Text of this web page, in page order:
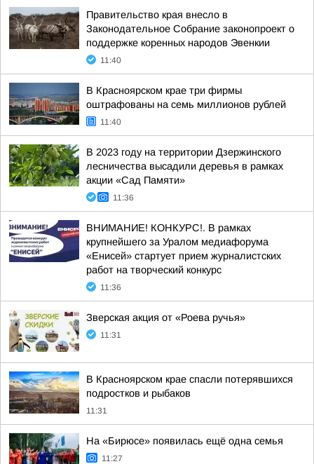
Правительство края внесло в
Законодательное Собрание законопроект о
поддержке коренных народов Эвенкии
11:40
В Красноярском крае три фирмы
оштрафованы на семь миллионов рублей
11:40
В 2023 году на территории Дзержинского
лесничества высадили деревья в рамках
акции «Сад Памяти»
11:36
ВНИМАНИЕ! КОНКУРС!. В рамках
крупнейшего за Уралом медиафорума
«Енисей» стартует прием журналистских
работ на творческий конкурс
11:36
Зверская акция от «Роева ручья»
11:31
В Красноярском крае спасли потерявшихся
подростков и рыбаков
11:31
На «Бирюсе» появилась ещё одна семья
11:27